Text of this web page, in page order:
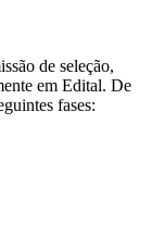
de seleção,
em Edital. De
fases: